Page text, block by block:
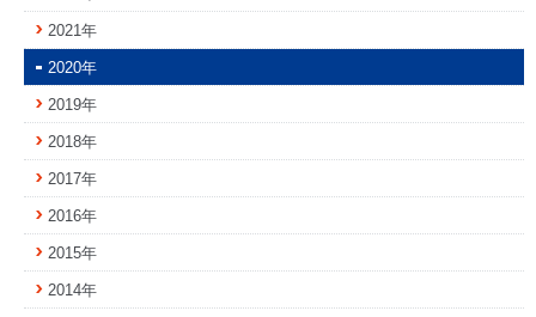
2021年
2020年
2019年
2018年
2017年
2016年
2015年
2014年